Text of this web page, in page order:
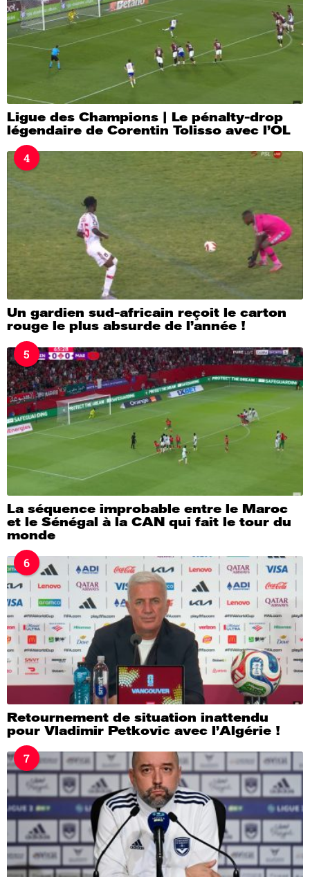
Ligue des Champions | Le pénalty-drop
légendaire de Corentin Tolisso avec l’OL
4
Un gardien sud-africain reçoit le carton
rouge le plus absurde de l’année !
5
La séquence improbable entre le Maroc
et le Sénégal à la CAN qui fait le tour du
monde
6
Retournement de situation inattendu
pour Vladimir Petkovic avec l’Algérie !
7